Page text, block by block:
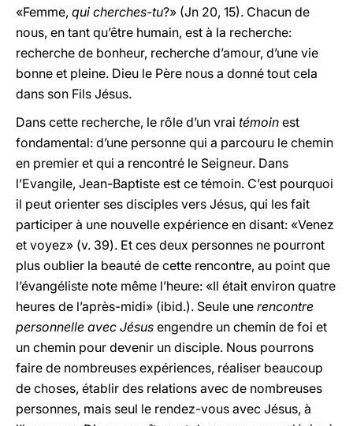
«Femme, qui cherches-tu?» (Jn 20, 15). Chacun de
nous, en tant qu’être humain, est à la recherche:
recherche de bonheur, recherche d’amour, d’une vie
bonne et pleine. Dieu le Père nous a donné tout cela
dans son Fils Jésus.
Dans cette recherche, le rôle d’un vrai témoin est
fondamental: d’une personne qui a parcouru le chemin
en premier et qui a rencontré le Seigneur. Dans
l’Evangile, Jean-Baptiste est ce témoin. C’est pourquoi
il peut orienter ses disciples vers Jésus, qui les fait
participer à une nouvelle expérience en disant: «Venez
et voyez» (v. 39). Et ces deux personnes ne pourront
plus oublier la beauté de cette rencontre, au point que
l’évangéliste note même l’heure: «Il était environ quatre
heures de l’après-midi» (ibid.). Seule une rencontre
personnelle avec Jésus engendre un chemin de foi et
un chemin pour devenir un disciple. Nous pourrons
faire de nombreuses expériences, réaliser beaucoup
de choses, établir des relations avec de nombreuses
personnes, mais seul le rendez-vous avec Jésus, à